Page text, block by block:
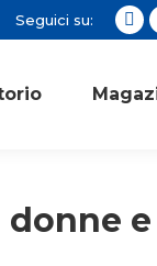
Seguici su:
donne